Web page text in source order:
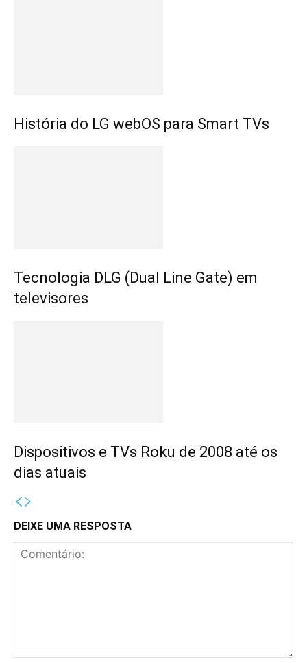
História do LG webOS para Smart TVs
Tecnologia DLG (Dual Line Gate) em
televisores
Dispositivos e TVs Roku de 2008 até os
dias atuais
DEIXE UMA RESPOSTA